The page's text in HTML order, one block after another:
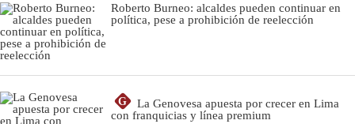
Roberto Burneo: alcaldes pueden continuar en
política, pese a prohibición de reelección
G
La Genovesa apuesta por crecer en Lima
con franquicias y línea premium